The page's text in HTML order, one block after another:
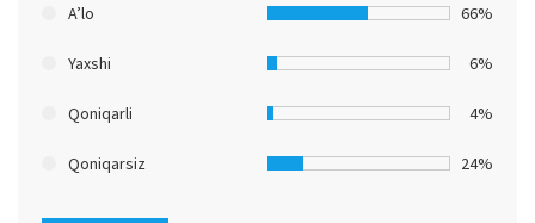
A’lo 66%
Yaxshi 6%
Qoniqarli 4%
Qoniqarsiz 24%